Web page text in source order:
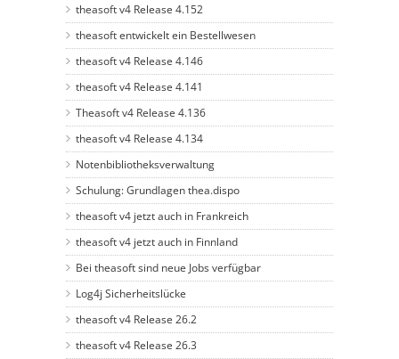
theasoft v4 Release 4.152
theasoft entwickelt ein Bestellwesen
theasoft v4 Release 4.146
theasoft v4 Release 4.141
Theasoft v4 Release 4.136
theasoft v4 Release 4.134
Notenbibliotheksverwaltung
Schulung: Grundlagen thea.dispo
theasoft v4 jetzt auch in Frankreich
theasoft v4 jetzt auch in Finnland
Bei theasoft sind neue Jobs verfügbar
Log4j Sicherheitslücke
theasoft v4 Release 26.2
theasoft v4 Release 26.3